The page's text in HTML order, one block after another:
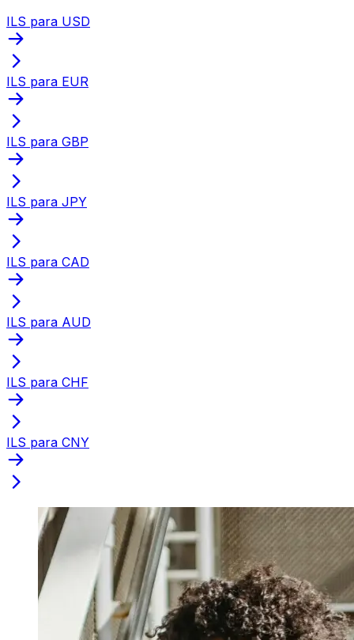
ILS para USD
ILS para EUR
ILS para GBP
ILS para JPY
ILS para CAD
ILS para AUD
ILS para CHF
ILS para CNY